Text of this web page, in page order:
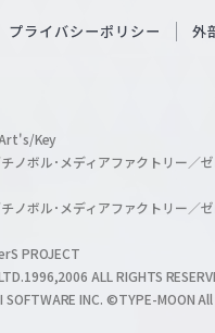
O
i
l
h
a
プライバシーポリシー 外
Key
ノボル･メディアファクトリー／
ノボル･メディアファクトリー／
PROJECT
ALL RIGHTS
SOFTWARE INC. ©TYPE-MOON